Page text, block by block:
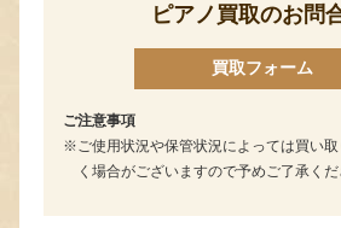
ピアノ買取のお問
買取フォーム
ご注意事項
ご使用状況や保管状況によっては買い
く場合がございますので予めご了承くだ